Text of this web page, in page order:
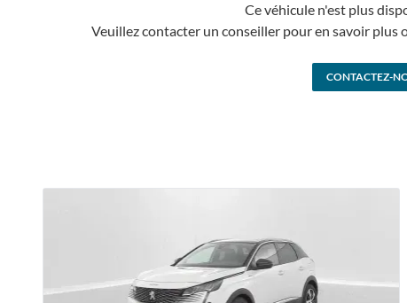
Ce véhicule n'est plus
Veuillez contacter un conseiller pour en savoir plus
CONTACTEZ-